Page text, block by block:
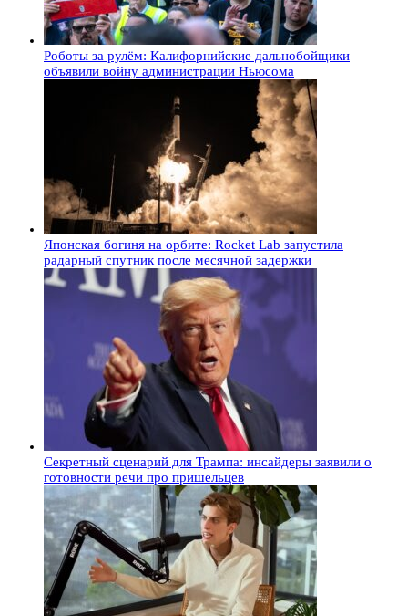
Роботы за рулём: Калифорнийские дальнобойщики
объявили войну администрации Ньюсома
Японская богиня на орбите: Rocket Lab запустила
радарный спутник после месячной задержки
Секретный сценарий для Трампа: инсайдеры заявили о
готовности речи про пришельцев